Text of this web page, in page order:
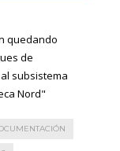
quedando
de
subsistema
Nord"